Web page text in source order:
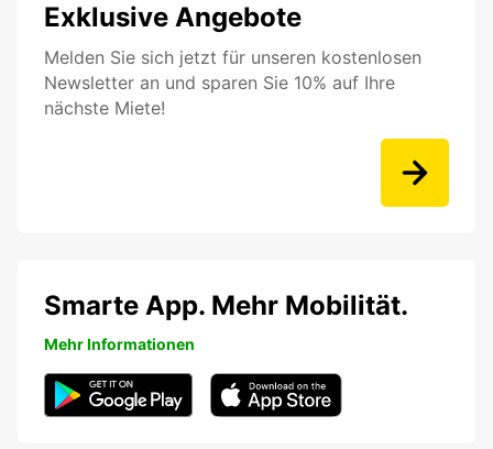
Exklusive Angebote
Melden Sie sich jetzt für unseren kostenlosen
Newsletter an und sparen Sie 10% auf Ihre
nächste Miete!
Smarte App. Mehr Mobilität.
Mehr Informationen